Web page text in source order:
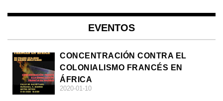
EVENTOS
CONCENTRACIÓN CONTRA EL
COLONIALISMO FRANCÉS EN
ÁFRICA
2020-01-10